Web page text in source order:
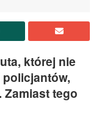
której nie
policjantów,
Zamiast tego